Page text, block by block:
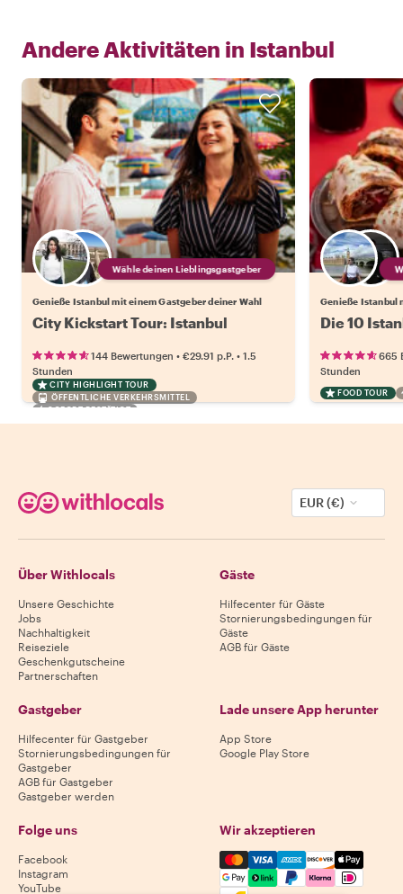
Andere Aktivitäten in Istanbul
Wähle deinen Lieblingsgastgeber
Genieße Istanbul mit einem Gastgeber deiner Wahl
City Kickstart Tour: Istanbul
144 Bewertungen • €29.91 p.P. • 1.5
Stunden
CITY HIGHLIGHT TOUR
ÖFFENTLICHE VERKEHRSMITTEL
SOFORT BESTÄTIGT
Genieße Istanbul
Die 10
665
Stunden
FOOD TOUR
EUR (€)
Über Withlocals
Unsere Geschichte
Jobs
Nachhaltigkeit
Reiseziele
Geschenkgutscheine
Partnerschaften
Gäste
Hilfecenter für Gäste
Stornierungsbedingungen für
Gäste
AGB für Gäste
Gastgeber
Hilfecenter für Gastgeber
Stornierungsbedingungen für
Gastgeber
AGB für Gastgeber
Gastgeber werden
Lade unsere App herunter
App Store
Google Play Store
Folge uns
Facebook
Instagram
YouTube
Wir akzeptieren
Mastercard, Visa, Amex,